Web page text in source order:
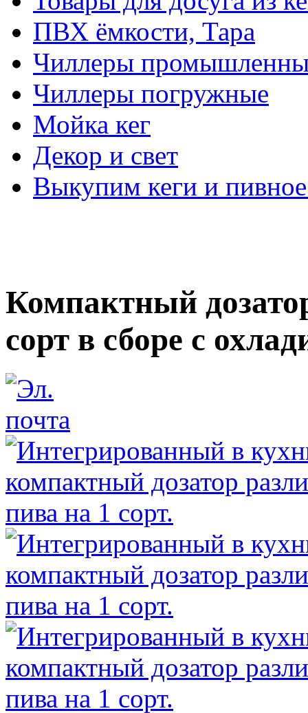
ПВХ ёмкости, Тара
Чиллеры
Чиллеры погружные
Мойка кег
Декор и свет
Выкупим кеги и
Компактный
сорт в сборе с